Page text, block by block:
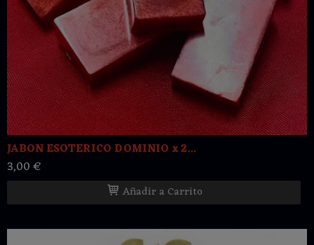
JABON ESOTERICO DOMINIO x 2...
3,00 €
Añadir a Carrito